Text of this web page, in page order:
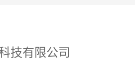
技有限公司